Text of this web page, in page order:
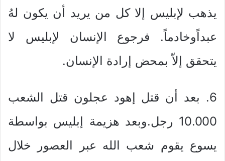
يذهب لإبليس إلا كل من يريد أن يكون لهُ
عبداًوخادماً. فرجوع الإنسان لإبليس لا
يتحقق إلاّ بمحض إرادة الإنسان.
6. بعد أن قتل إهود عجلون قتل الشعب
10.000 رجل.وبعد هزيمة إبليس بواسطة
يسوع يقوم شعب الله عبر العصور خلال